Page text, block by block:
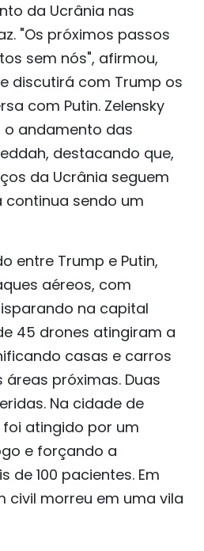
da Ucrânia nas
"Os próximos passos
sem nós", afirmou,
discutirá com Trump os
com Putin. Zelensky
andamento das
destacando que,
da Ucrânia seguem
continua sendo um
entre Trump e Putin,
aéreos, com
na capital
45 drones atingiram a
casas e carros
próximas. Duas
Na cidade de
atingido por um
e forçando a
de 100 pacientes. Em
civil morreu em uma vila